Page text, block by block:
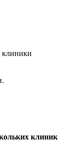
клиники
клиник